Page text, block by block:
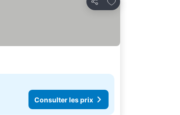
Partager
Consulter les prix